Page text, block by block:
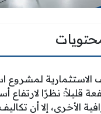
الاستثمارية لمشروع
قليلاً؛ نظرًا لارتفاع
الأخرى، إلا أن